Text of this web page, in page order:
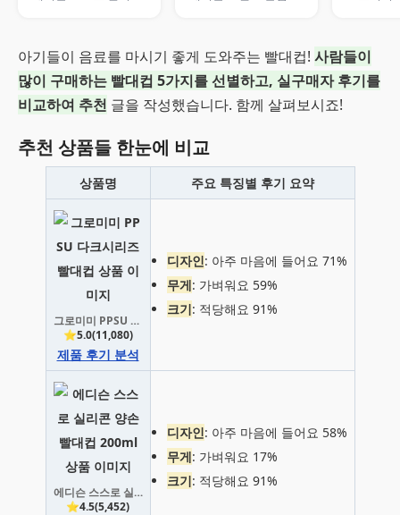
아기들이 음료를 마시기 좋게 도와주는 빨대컵! 사람들이
많이 구매하는 빨대컵 5가지를 선별하고, 실구매자 후기를
비교하여 추천 글을 작성했습니다. 함께 살펴보시죠!
추천 상품들 한눈에 비교
상품명 주요 특징별 후기 요약
그로미미 PPSU 다크시리즈 빨대컵
⭐5.0(11,080)
제품 후기 분석
디자인: 아주 마음에 들어요 71%
무게: 가벼워요 59%
크기: 적당해요 91%
에디슨 스스로 실리콘 양손 빨대컵 200ml
⭐4.5(5,452)
디자인: 아주 마음에 들어요 58%
무게: 가벼워요 17%
크기: 적당해요 91%